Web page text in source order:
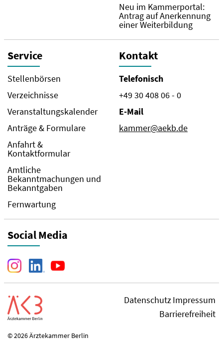
Neu im Kammerportal:
Antrag auf Anerkennung
einer Weiterbildung
Service
Stellenbörsen
Verzeichnisse
Veranstaltungskalender
Anträge & Formulare
Anfahrt &
Kontaktformular
Amtliche
Bekanntmachungen und
Bekanntgaben
Fernwartung
Kontakt
Telefonisch
+49 30 408 06 - 0
E-Mail
kammer@aekb.de
Social Media
DatenschutzImpressum
Barrierefreiheit
© 2026 Ärztekammer Berlin